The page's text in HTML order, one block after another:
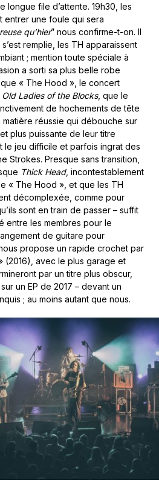
longue file d’attente. 19h30, les
entrer une foule qui sera
qu’hier” nous confirme-t-on. Il
remplie, les TH apparaissent
; mention toute spéciale à
a sorti sa plus belle robe
« The Hood », le concert
Old Ladies of the Blocks, que le
de hochements de tête
réussie qui débouche sur
plus puissante de leur titre
le jeu difficile et parfois ingrat des
Strokes. Presque sans transition,
Thick Head, incontestablement
« The Hood », et que les TH
décomplexée, comme pour
sont en train de passer – suffit
entre les membres pour le
de guitare pour
propose un rapide crochet par
(2016), avec le plus garage et
par un titre plus obscur,
un EP de 2017 – devant un
; au moins autant que nous.